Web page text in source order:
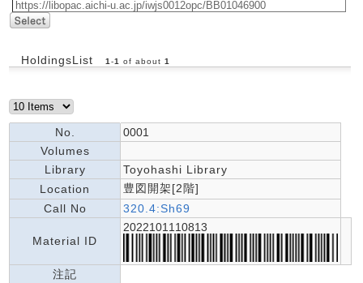
HoldingsList 1 -1 of about 1
No.
0001
Volumes
Library
Toyohashi Library
Location
豊図開架[2階]
Call No
320.4:Sh69
Material ID
2022101110813
注記